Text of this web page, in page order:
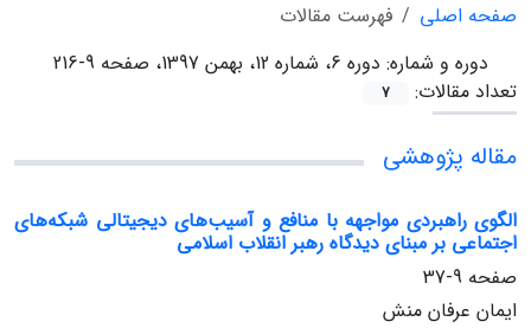
صفحه اصلی
فهرست مقالات
دوره و شماره: دوره 6، شماره 12، بهمن 1397، صفحه 9-216
تعداد مقالات:
7
مقاله پژوهشی
الگوی راهبردی مواجهه با منافع و آسیب‌های دیجیتالی شبکه‌های
اجتماعی بر مبنای دیدگاه رهبر انقلاب اسلامی
صفحه 9-37
ایمان عرفان منش